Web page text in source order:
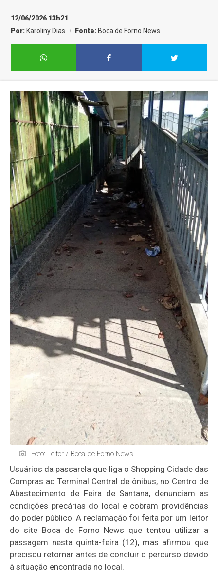
12/06/2026 13h21
Por: Karoliny Dias Fonte: Boca de Forno News
Foto: Leitor / Boca de Forno News
Usuários da passarela que liga o Shopping Cidade das
Compras ao Terminal Central de ônibus, no Centro de
Abastecimento de Feira de Santana, denunciam as
condições precárias do local e cobram providências
do poder público. A reclamação foi feita por um leitor
do site Boca de Forno News que tentou utilizar a
passagem nesta quinta-feira (12), mas afirmou que
precisou retornar antes de concluir o percurso devido
à situação encontrada no local.